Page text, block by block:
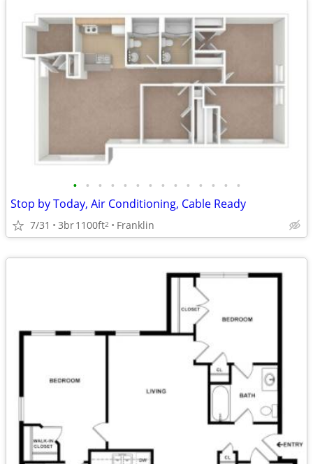
• • • • • • • • • • • • • •
Stop by Today, Air Conditioning, Cable Ready
7/31 3br1100ft2 Franklin